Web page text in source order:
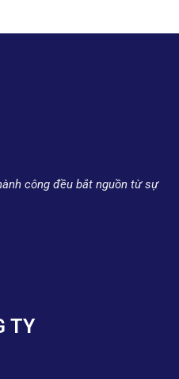
công đều bắt nguồn từ sự
TY